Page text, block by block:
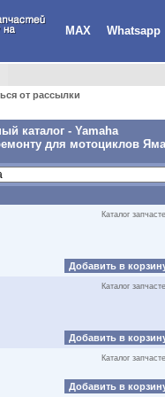
MAX Whatsapp
от рассылки
каталог - Yamaha
для мотоциклов
Каталог
Добавить в
Каталог
Добавить в
Каталог
Добавить в